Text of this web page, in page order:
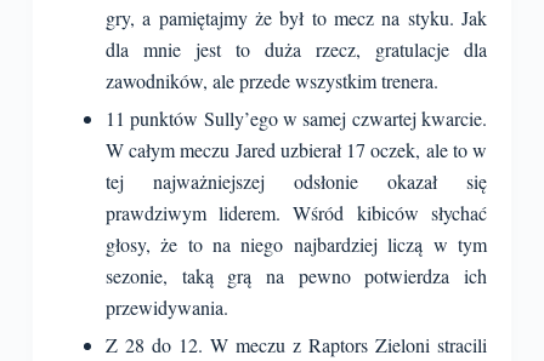
gry, a pamiętajmy że był to mecz na styku. Jak
dla mnie jest to duża rzecz, gratulacje dla
zawodników, ale przede wszystkim trenera.
11 punktów Sully’ego w samej czwartej kwarcie.
W całym meczu Jared uzbierał 17 oczek, ale to w
tej najważniejszej odsłonie okazał się
prawdziwym liderem. Wśród kibiców słychać
głosy, że to na niego najbardziej liczą w tym
sezonie, taką grą na pewno potwierdza ich
przewidywania.
Z 28 do 12. W meczu z Raptors Zieloni stracili